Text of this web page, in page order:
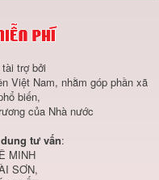
trợ bởi
Việt Nam, nhằm góp phần xã
biến,
của Nhà nước
tư vấn:
MINH
SƠN,